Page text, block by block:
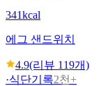
341kcal
에그 샌드위치
4.9(리뷰 119개)
·식단기록2천+